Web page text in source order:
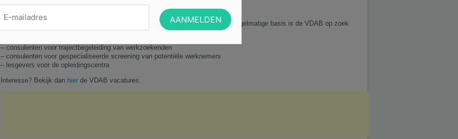
De VDAB is een overheidsinstelling met een brede waaier aan activiteiten. Op regelmatige basis is de VDAB op zoek
naar:
– consulenten voor trajectbegeleiding van werkzoekenden
– consulenten voor gespecialiseerde screening van potentiële werknemers
– lesgevers voor de opleidingscentra
Interesse? Bekijk dan hier de VDAB vacatures.